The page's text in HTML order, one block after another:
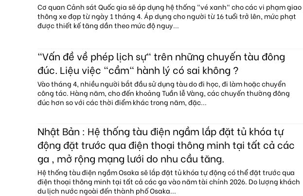
Cơ quan Cảnh sát Quốc gia sẽ áp dụng hệ thống "vé xanh" cho các vi phạm giao
thông xe đạp từ ngày 1 tháng 4. Áp dụng cho người từ 16 tuổi trở lên, mức phạt
được thiết kế tăng dần theo mức độ nguy...
"Vấn đề về phép lịch sự" trên những chuyến tàu đông
đúc. Liệu việc "cầm" hành lý có sai không ?
Vào tháng 4, nhiều người bắt đầu sử dụng tàu do đi học, đi làm hoặc chuyển
công tác. Hàng năm, cho đến khoảng Tuần lễ Vàng, các chuyến thường đông
đúc hơn so với các thời điểm khác trong năm, đặc...
Nhật Bản : Hệ thống tàu điện ngầm lắp đặt tủ khóa tự
động đặt trước qua điện thoại thông minh tại tất cả các
ga , mở rộng mạng lưới do nhu cầu tăng.
Hệ thống tàu điện ngầm Osaka sẽ lắp đặt tủ khóa tự động có thể đặt trước qua
điện thoại thông minh tại tất cả các ga vào năm tài chính 2026. Do lượng khách
du lịch nước ngoài đến thành phố Osaka...